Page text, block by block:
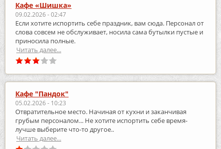
Кафе «Шишка»
09.02.2026 - 02:47
Если хотите испортить себе праздник, вам сюда. Персонал от
слова совсем не обслуживает, носила сама бутылки пустые и
приносила полные.
Читать далее...
Кафе "Пандок"
05.02.2026 - 10:23
Отвратительное место. Начиная от кухни и заканчивая
грубым персоналом... Не хотите испортить себе время-
лучше выберите что-то другое..
Читать далее...